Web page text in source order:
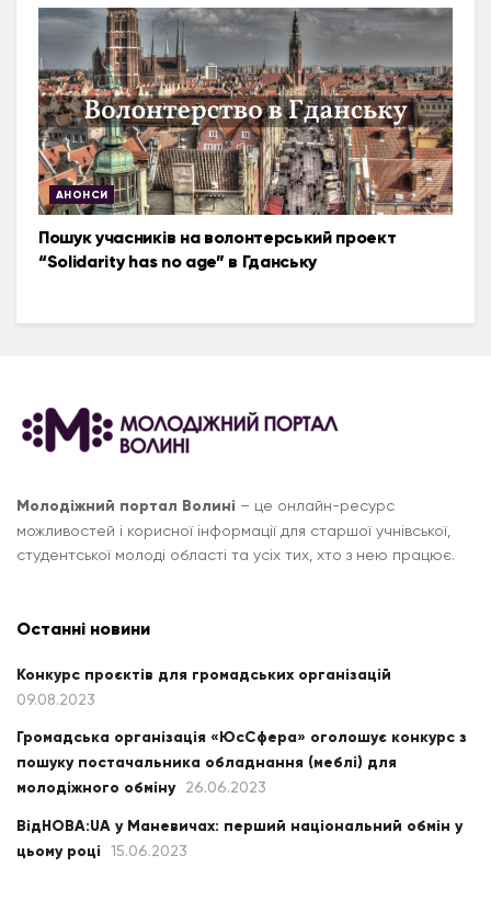
АНОНСИ
Пошук учасників на волонтерський проект
“Solidarity has no age” в Гданську
Молодіжний портал Волині – це онлайн-ресурс
можливостей і корисної інформації для старшої учнівської,
студентської молоді області та усіх тих, хто з нею працює.
Останні новини
Конкурс проєктів для громадських організацій
09.08.2023
Громадська організація «ЮсСфера» оголошує конкурс з
пошуку постачальника обладнання (меблі) для
молодіжного обміну
26.06.2023
ВідНОВА:UA у Маневичах: перший національний обмін у
цьому році
15.06.2023